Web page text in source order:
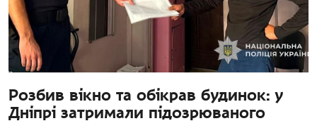
Розбив вікно та обікрав будинок: у
Дніпрі затримали підозрюваного